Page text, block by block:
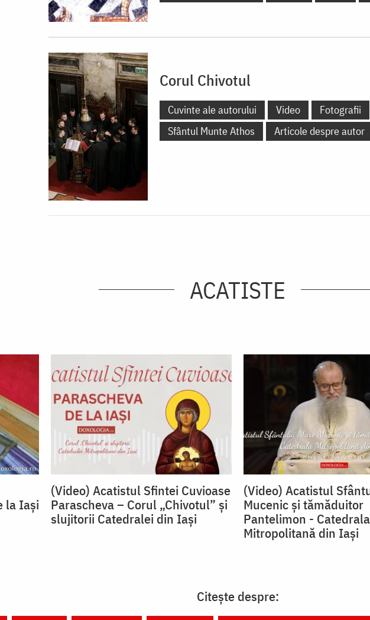
Corul Chivotul
Cuvinte ale autorului Video
Fotografii
Sfântul Munte Athos
Articole despre autor
ACATISTE
la Iași
(Video) Acatistul Sfintei Cuvioase
Parascheva – Corul „Chivotul” și
slujitorii Catedralei din Iași
(Video) Acatistul
Mucenic și tămăduitor
Pantelimon - Catedrala
Mitropolitană din Iași
Citește despre: